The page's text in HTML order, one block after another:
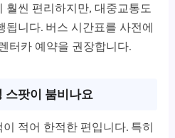
훨씬 편리하지만, 대중교통도
됩니다. 버스 시간표를 사전에
터카 예약을 권장합니다.
스팟이 붐비나요
적어 한적한 편입니다. 특히